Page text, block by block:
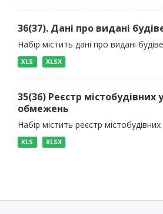
36(37). Дані про видані
Набір містить дані про видані
XLS XLSX
35(36) Реєстр містобудівних
обмежень
Набір містить реєстр
XLS XLSX